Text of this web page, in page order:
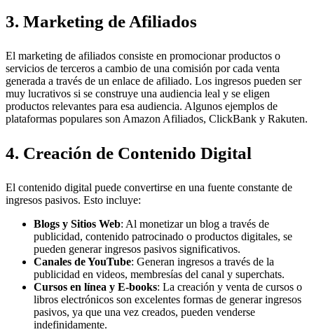
3. Marketing de Afiliados
El marketing de afiliados consiste en promocionar productos o
servicios de terceros a cambio de una comisión por cada venta
generada a través de un enlace de afiliado. Los ingresos pueden ser
muy lucrativos si se construye una audiencia leal y se eligen
productos relevantes para esa audiencia. Algunos ejemplos de
plataformas populares son Amazon Afiliados, ClickBank y Rakuten.
4. Creación de Contenido Digital
El contenido digital puede convertirse en una fuente constante de
ingresos pasivos. Esto incluye:
Blogs y Sitios Web: Al monetizar un blog a través de
publicidad, contenido patrocinado o productos digitales, se
pueden generar ingresos pasivos significativos.
Canales de YouTube: Generan ingresos a través de la
publicidad en videos, membresías del canal y superchats.
Cursos en línea y E-books: La creación y venta de cursos o
libros electrónicos son excelentes formas de generar ingresos
pasivos, ya que una vez creados, pueden venderse
indefinidamente.